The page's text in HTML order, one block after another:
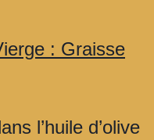
: Graisse
l’huile d’olive